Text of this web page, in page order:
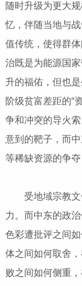
随时升级为更大
忆，伴随当地与
值传统，使得群
治既是为能源国
升的福佑，但也
阶级贫富差距的“
争和冲突的导火
意到的靶子，而
等稀缺资源的争夺
受地域宗教文
力。而中东的政
色彩遭批评之间
体之间如何取舍
败之间如何侧重